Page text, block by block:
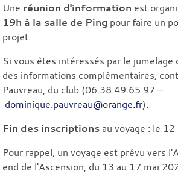
Une réunion d'information est
19h à la salle de Ping pour faire un
projet.
Si vous êtes intéressés par le jumelage
des informations complémentaires,
Pauvreau, du club (06.38.49.65.97 –
dominique.pauvreau@orange.fr).
Fin des inscriptions au voyage : le
Pour rappel, un voyage est prévu vers
end de l'Ascension, du 13 au 17 mai